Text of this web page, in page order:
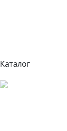
Каталог